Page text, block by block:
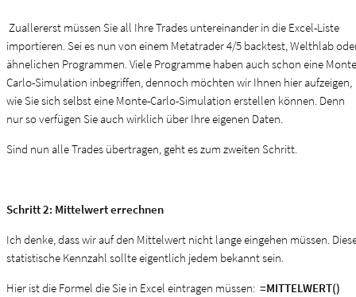
Zuallererst müssen Sie all Ihre Trades untereinander in die Excel-Liste
importieren. Sei es nun von einem Metatrader 4/5 backtest, Welthlab
ähnelichen Programmen. Viele Programme haben auch schon eine
Carlo-Simulation inbegriffen, dennoch möchten wir Ihnen hier aufzeigen,
wie Sie sich selbst eine Monte-Carlo-Simulation erstellen können. Denn
nur so verfügen Sie auch wirklich über Ihre eigenen Daten.
Sind nun alle Trades übertragen, geht es zum zweiten Schritt.
Schritt 2: Mittelwert errechnen
Ich denke, dass wir auf den Mittelwert nicht lange eingehen müssen.
statistische Kennzahl sollte eigentlich jedem bekannt sein.
Hier ist die Formel die Sie in Excel eintragen müssen: =MITTELWERT()